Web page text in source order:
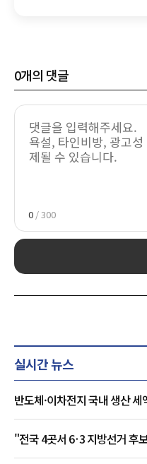
0개의 댓글
0 / 300
실시간 뉴스
반도체·이차전지 국내 생산
"전국 4곳서 6·3 지방선거 후